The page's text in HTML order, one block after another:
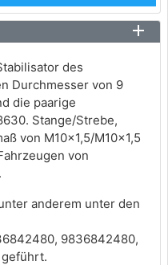
des
Durchmesser von 9
die paarige
Stange/Strebe,
von M10x1,5/M10x1,5
von
anderem unter den
9836842480,